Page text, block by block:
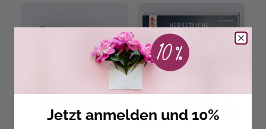
Jetzt anmelden und 10%